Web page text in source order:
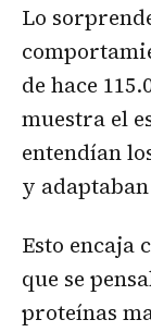
Lo
de hace
muestra el
entendían
y
Esto encaja
que se
proteínas